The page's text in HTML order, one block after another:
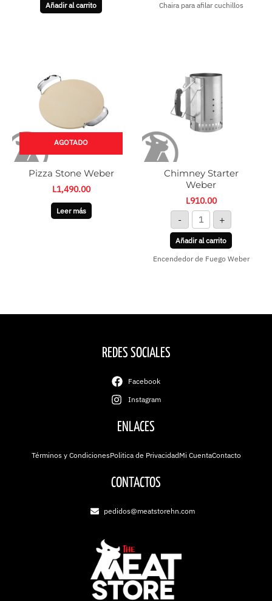
Añadir al carrito
Chaira para afilar cuchillos
AGOTADO
Pizza Stone Weber
L1,490.00
Leer más
Chimney Starter
Weber
L910.00
- +
Añadir al carrito
Encendedor de Fuego Weber
CONTACTOS
pedidos@meatstorehn.com
ENLACES
Términos y CondicionesPolitica de PrivacidadMi CuentaContacto
REDES SOCIALES
Facebook
Instagram